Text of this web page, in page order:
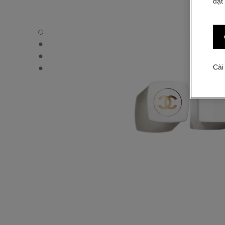
ROUGE COCO BAUME - HIỆU ỨNG SATIN - Chế độ xem
ROUGE COCO BAUME - HIỆU ỨNG SATIN - Hình ảnh
ROUGE COCO BAUME - HIỆU ỨNG SATIN - Hình ảnh
ROUGE COCO BAUME - HIỆU ỨNG SATIN - Xem kết